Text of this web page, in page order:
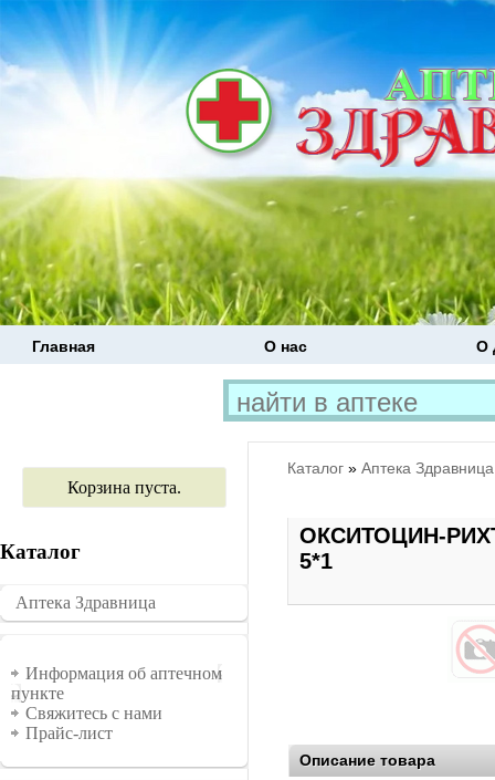
Главная О нас О
Корзина пуста.
Каталог
�������
Аптека Здравница
Информация
Информация об аптечном
пункте
Свяжитесь с нами
Прайс-лист
Каталог » Аптека Здравница
ОКСИТОЦИН-
5*1
Описание товара